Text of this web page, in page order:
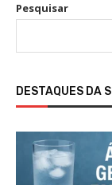
Pesquisar
DESTAQUES DA